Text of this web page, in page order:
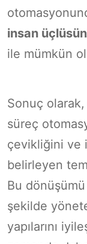
insan
ile mümkün
Sonuç
süreç
çevikliğini ve
belirleyen
Bu
şekilde
yapılarını